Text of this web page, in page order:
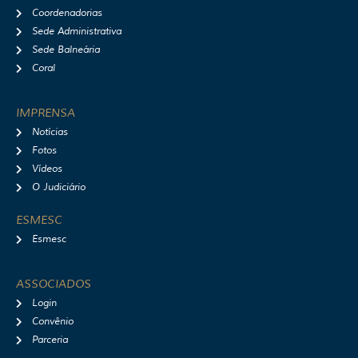
Coordenadorias
Sede Administrativa
Sede Balneária
Coral
IMPRENSA
Notícias
Fotos
Vídeos
O Judiciário
ESMESC
Esmesc
ASSOCIADOS
Login
Convênio
Parceria